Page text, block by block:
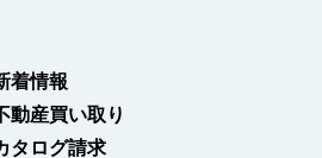
着情報
動産買い取り
タログ請求